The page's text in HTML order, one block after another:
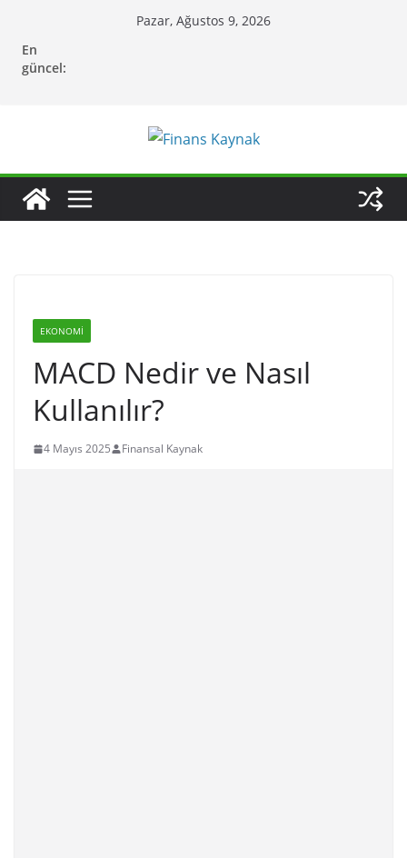
content
Pazar, Ağustos 9, 2026
En
güncel:
EKONOMI
MACD Nedir ve Nasıl
Kullanılır?
4 Mayıs 2025 Finansal Kaynak